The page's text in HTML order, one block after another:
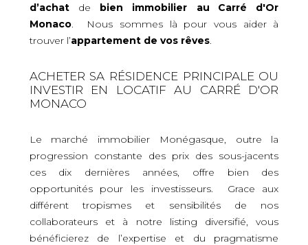
d’achat de bien immobilier
au Carré d'Or
Monaco. Nous sommes là pour vous aider à
trouver l’appartement de vos rêves.
ACHETER SA RÉSIDENCE PRINCIPALE OU
INVESTIR EN LOCATIF AU CARRÉ D'OR
MONACO
Le marché immobilier Monégasque, outre la
progression constante des prix des sous-jacents
ces dix dernières années, offre bien des
opportunités pour les investisseurs. Grace aux
différent tropismes et sensibilités de nos
collaborateurs et à notre listing diversifié, vous
bénéficierez de l’expertise et du pragmatisme